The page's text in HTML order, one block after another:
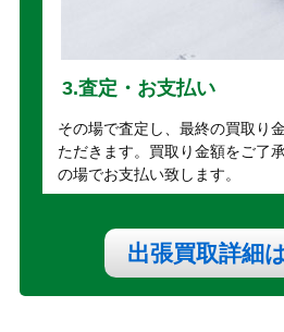
3.査定・お支払い
その場で査定し、最終の買取り
ただきます。買取り金額をご了
の場でお支払い致します。
出張買取詳細